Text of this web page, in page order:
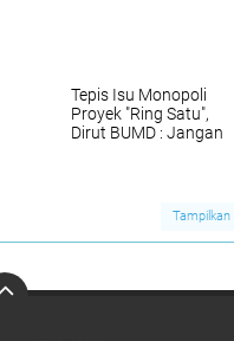
Tepis Isu Monopoli
Proyek "Ring Satu",
Dirut BUMD : Jangan
Tampilkan